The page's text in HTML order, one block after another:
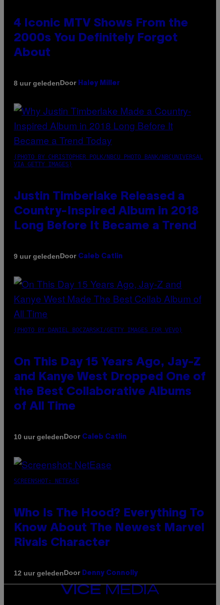
4 Iconic MTV Shows From the
2000s You Definitely Forgot
About
8 uur geledenDoor Haley Miller
(PHOTO BY CHRISTOPHER POLK/NBCU PHOTO BANK/NBCUNIVERSAL
VIA GETTY IMAGES)
Justin Timberlake Released a
Country-Inspired Album in 2018
Long Before It Became a Trend
9 uur geledenDoor Caleb Catlin
(PHOTO BY DANIEL BOCZARSKI/GETTY IMAGES FOR VEVO)
On This Day 15 Years Ago, Jay-Z
and Kanye West Dropped One of
the Best Collaborative Albums
of All Time
10 uur geledenDoor Caleb Catlin
SCREENSHOT: NETEASE
Who Is The Hood? Everything To
Know About The Newest Marvel
Rivals Character
12 uur geledenDoor Denny Connolly
VICE